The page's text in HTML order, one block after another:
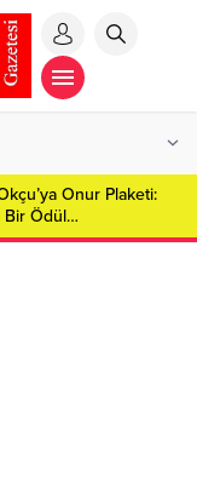
Onur Plaketi:
Bir Ödül…